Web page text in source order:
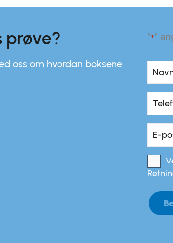
prøve?
oss om hvordan boksene
"*"
Navn
Navn
Telefon
E-